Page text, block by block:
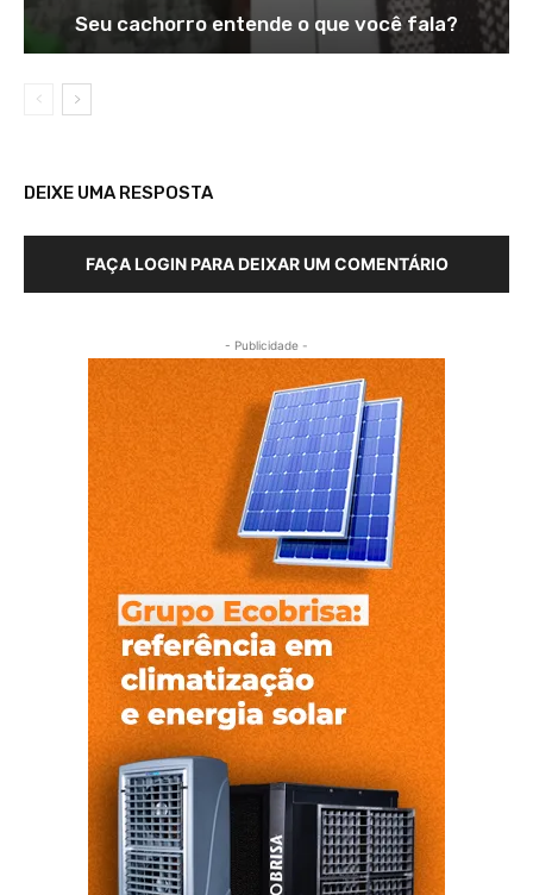
Seu cachorro entende o que você fala?
DEIXE UMA RESPOSTA
FAÇA LOGIN PARA DEIXAR UM COMENTÁRIO
- Publicidade -